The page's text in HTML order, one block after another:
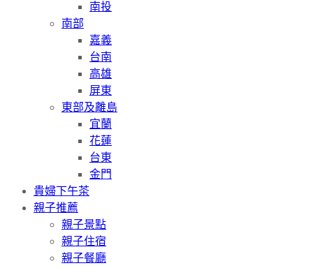
南投
南部
嘉義
台南
高雄
屏東
東部及離島
宜蘭
花蓮
台東
金門
貴婦下午茶
親子推薦
親子景點
親子住宿
親子餐廳